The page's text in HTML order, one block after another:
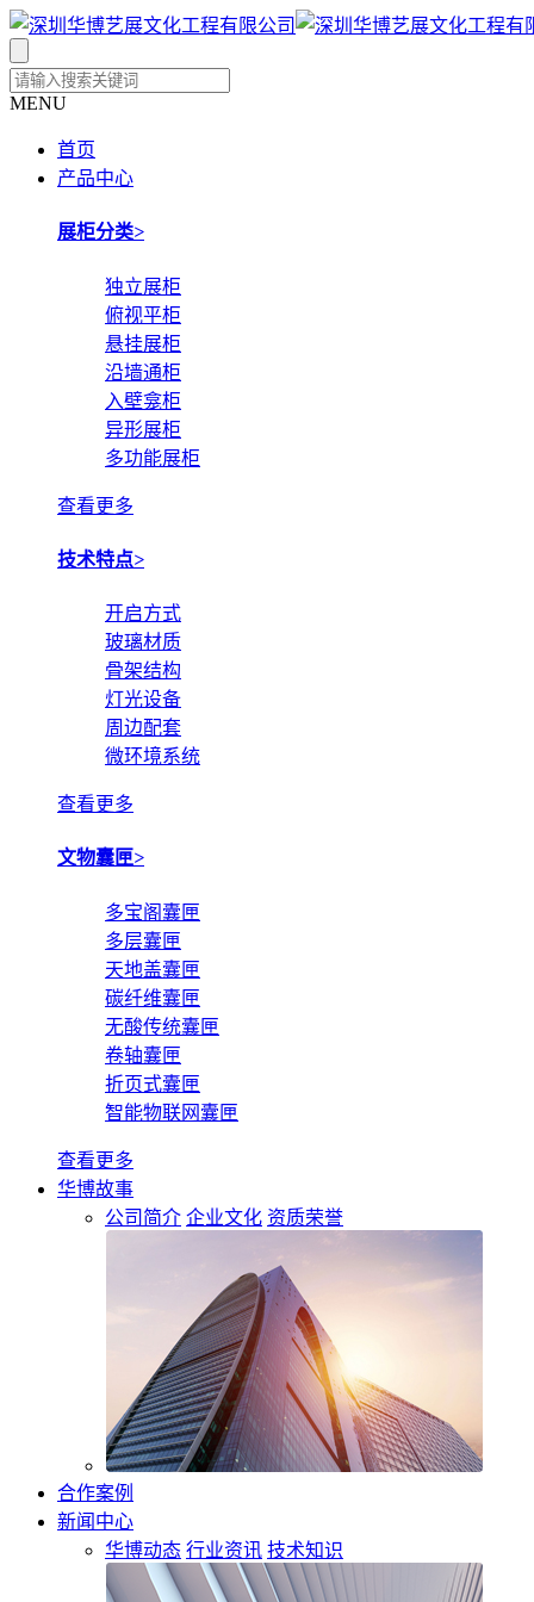
MENU
首页
产品中心
展柜分类>
独立展柜
俯视平柜
悬挂展柜
沿墙通柜
入壁龛柜
异形展柜
多功能展柜
查看更多
技术特点>
开启方式
玻璃材质
骨架结构
灯光设备
周边配套
微环境系统
查看更多
文物囊匣>
多宝阁囊匣
多层囊匣
天地盖囊匣
碳纤维囊匣
无酸传统囊匣
卷轴囊匣
折页式囊匣
智能物联网囊匣
查看更多
华博故事
公司简介 企业文化 资质荣誉
合作案例
新闻中心
华博动态 行业资讯 技术知识